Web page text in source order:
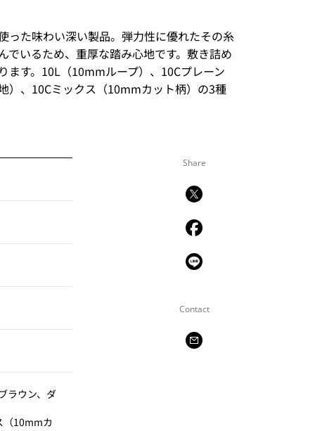
った味わい深い製品。弾力性に優れたその糸
でいるため、重厚な踏み心地です。敷き詰め
ます。10L（10mmループ）、10Cプレーン
）、10Cミックス（10mmカット柄）の3種
Share
Contact
ラウン、ダ
（10mmカ